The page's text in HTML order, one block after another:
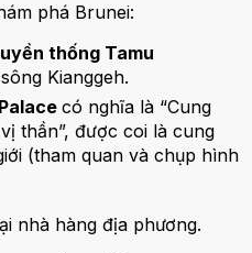
phá Brunei:
thống Tamu
Kianggeh.
có nghĩa là “Cung
thần”, được coi là cung
(tham quan và chụp hình
nhà hàng địa phương.